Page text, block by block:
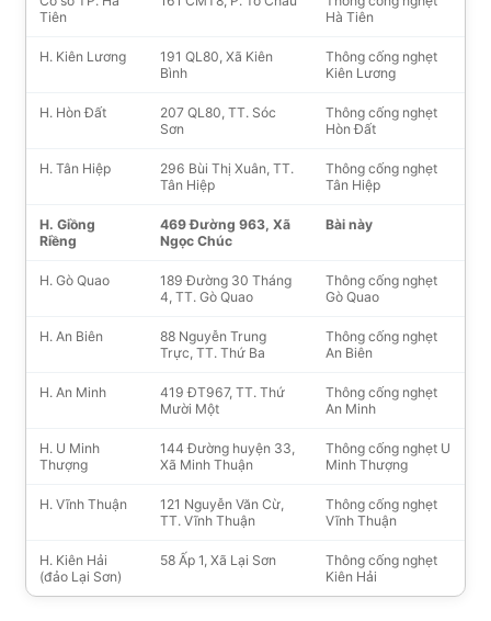
Tiên
Hà Tiên
H. Kiên Lương
191 QL80, Xã Kiên
Bình
Thông cống nghẹt
Kiên Lương
H. Hòn Đất
207 QL80, TT. Sóc
Sơn
Thông cống nghẹt
Hòn Đất
H. Tân Hiệp
296 Bùi Thị Xuân, TT.
Tân Hiệp
Thông cống nghẹt
Tân Hiệp
H. Giồng
Riềng
469 Đường 963, Xã
Ngọc Chúc
Bài này
H. Gò Quao
189 Đường 30 Tháng
4, TT. Gò Quao
Thông cống nghẹt
Gò Quao
H. An Biên
88 Nguyễn Trung
Trực, TT. Thứ Ba
Thông cống nghẹt
An Biên
H. An Minh
419 ĐT967, TT. Thứ
Mười Một
Thông cống nghẹt
An Minh
H. U Minh
Thượng
144 Đường huyện 33,
Xã Minh Thuận
Thông cống nghẹt U
Minh Thượng
H. Vĩnh Thuận
121 Nguyễn Văn Cừ,
TT. Vĩnh Thuận
Thông cống nghẹt
Vĩnh Thuận
H. Kiên Hải
(đảo Lại Sơn)
58 Ấp 1, Xã Lại Sơn
Thông cống nghẹt
Kiên Hải